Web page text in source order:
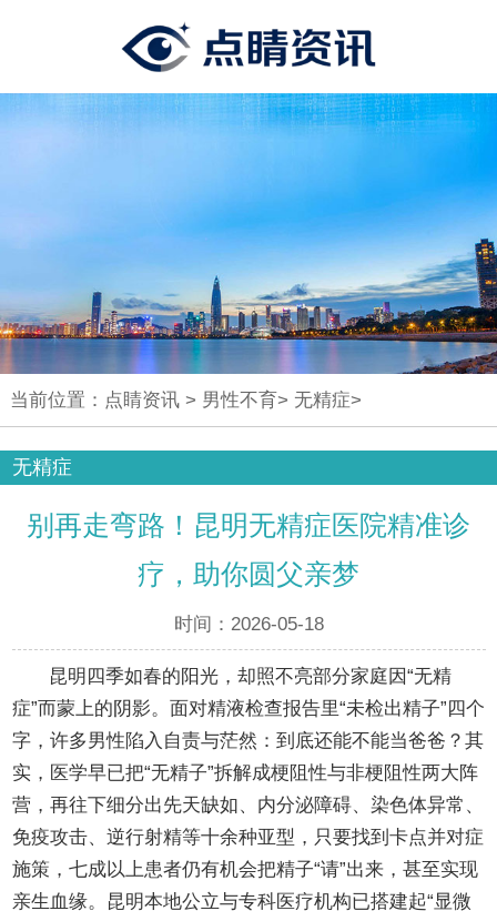
当前位置： 点睛资讯> 男性不育> 无精症>
无精症
别再走弯路！昆明无精症医院精准诊
疗，助你圆父亲梦
时间：2026-05-18
昆明四季如春的阳光，却照不亮部分家庭因“无精
症”而蒙上的阴影。面对精液检查报告里“未检出精子”四个
字，许多男性陷入自责与茫然：到底还能不能当爸爸？其
实，医学早已把“无精子”拆解成梗阻性与非梗阻性两大阵
营，再往下细分出先天缺如、内分泌障碍、染色体异常、
免疫攻击、逆行射精等十余种亚型，只要找到卡点并对症
施策，七成以上患者仍有机会把精子“请”出来，甚至实现
亲生血缘。昆明本地公立与专科医疗机构已搭建起“显微